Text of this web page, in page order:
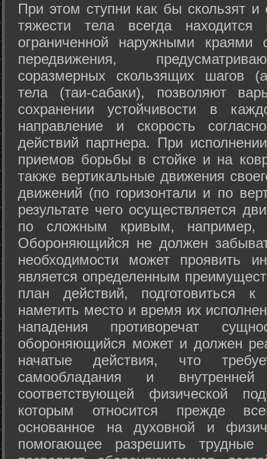
При этом ступни как бы скользят
тяжести тела всегда
ограниченной наружными краями
передвижения,
соразмерных скользящих шагов
тела (таи-сабаки), позволяют
сохранении устойчивости в
направление и скорость
действий партнера. При
приемов борьбы в стойке и на
также вертикальные движения
движений (по горизонтали и по
результате чего осуществляется
по сложным кривым, например,
Обороняющийся не должен
необходимости может проявить
является определенным
план действий, подготовиться
наметить место и время их
нападения противоречат
обороняющийся может и должен
начатые действия, что
самообладания и
соответствующей физической
которым относится прежде
основанное на духовной и
помогающее разрешить